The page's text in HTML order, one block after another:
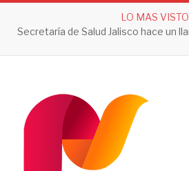
LO MAS VISTO